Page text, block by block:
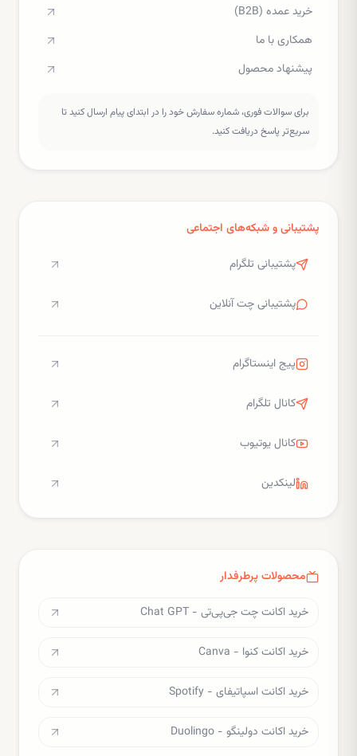
خرید عمده (B2B)
همکاری با ما
پیشنهاد محصول
برای سوالات فوری، شماره سفارش خود را در ابتدای پیام ارسال کنید تا
سریع‌تر پاسخ دریافت کنید.
پشتیبانی و شبکه‌های اجتماعی
پشتیبانی تلگرام
پشتیبانی چت آنلاین
پیج اینستاگرام
کانال تلگرام
کانال یوتیوب
لینکدین
محصولات پرطرفدار
خرید اکانت چت جی‌پی‌تی - Chat GPT
خرید اکانت کنوا - Canva
خرید اکانت اسپاتیفای - Spotify
خرید اکانت دولینگو - Duolingo